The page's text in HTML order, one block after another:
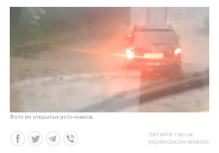
Фото из открытых источников
Читайте також
українською мовою